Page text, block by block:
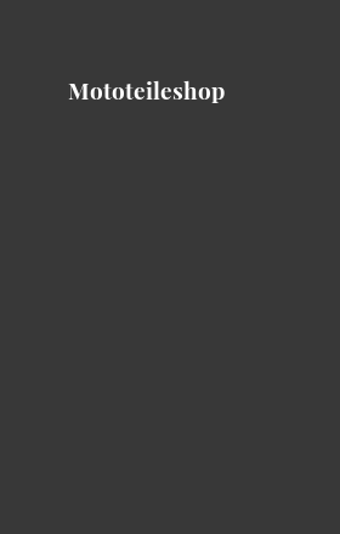
Mototeileshop